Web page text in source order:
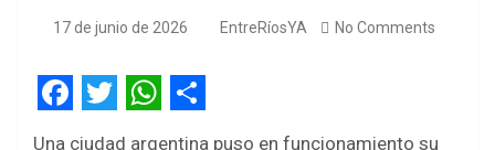
17 de junio de 2026 EntreRíosYA No Comments
F
T
S
Una ciudad argentina puso en funcionamiento su